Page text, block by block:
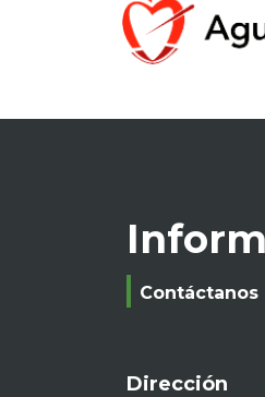
Contáctanos
Dirección